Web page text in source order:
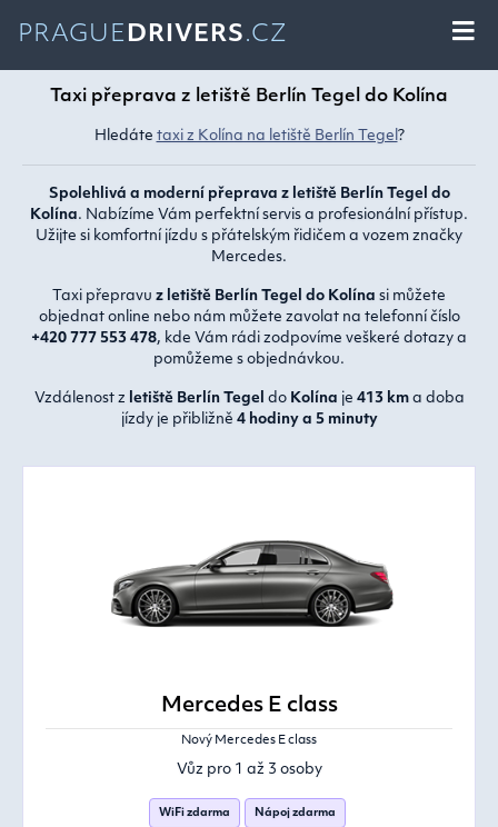
PRAGUE DRIVERS.CZ
Taxi přeprava z letiště Berlín Tegel do Kolína
Hledáte taxi z Kolína na letiště Berlín Tegel ?
Spolehlivá a moderní přeprava z letiště Berlín Tegel do
Kolína. Nabízíme Vám perfektní servis a profesionální přístup.
Užijte si komfortní jízdu s přátelským řidičem a vozem značky
Mercedes.
Taxi přepravu z letiště Berlín Tegel do Kolína si můžete
objednat online nebo nám můžete zavolat na telefonní číslo
+420 777 553 478, kde Vám rádi zodpovíme veškeré dotazy a
pomůžeme s objednávkou.
Vzdálenost z letiště Berlín Tegel do Kolína je 413 kma doba
jízdy je přibližně 4 hodiny a 5 minuty
Mercedes E class
Nový Mercedes E class
Vůz pro 1 až 3 osoby
WiFi zdarma Nápoj zdarma